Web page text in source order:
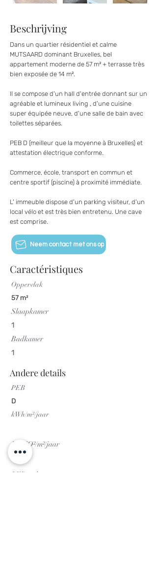
Beschrijving
Dans un quartier résidentiel et calme
MUTSAARD dominant Bruxelles, bel
appartement moderne de 57 m² + terrasse très
bien exposée de 14 m².
Il se compose d'un hall d'entrée donnant sur un
agréable et lumineux living , d'une cuisine
super équipée neuve, d'une salle de bain avec
toilettes séparées.
PEB D (meilleur que la moyenne à Bruxelles) et
attestation électrique conforme.
Commerce, école, transport en commun et
centre sportif (piscine) à proximité immédiate.
L' immeuble dispose d'un parking visiteur, d'un
local vélo et est très bien entretenu. Une cave
est comprise.
Neem contact met ons op
Caractéristiques
Oppervlak
57 m²
Slaapkamer
1
Badkamer
1
Andere details
PEB
D
kWh/m²/jaar
Kg CO²/m²/jaar
PEB-code